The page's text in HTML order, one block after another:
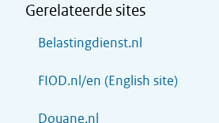
Gerelateerde sites
Belastingdienst.nl
FIOD.nl/en (English site)
Douane.nl